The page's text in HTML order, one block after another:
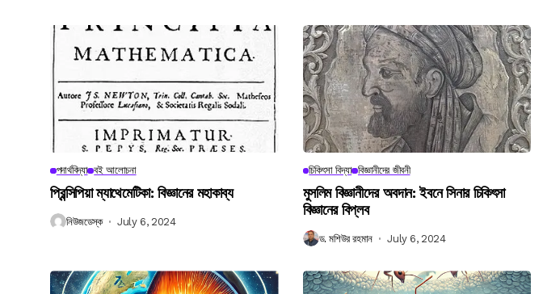
পদার্থবিদ্যা বই আলোচনা
প্রিন্সিপিয়া ম্যাথেমেটিকা: বিজ্ঞানের মহাকাব্য
নিউজডেস্ক July 6, 2024
চিকিৎসা বিদ্যা বিজ্ঞানীদের জীবনী
মুসলিম বিজ্ঞানীদের অবদান: ইবনে সিনার চিকিৎসা
বিজ্ঞানের বিপ্লব
ড. মশিউর রহমান July 6, 2024